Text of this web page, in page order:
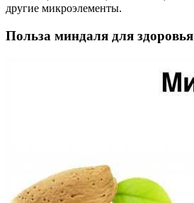
другие микроэлементы.
Польза миндаля для здоровья